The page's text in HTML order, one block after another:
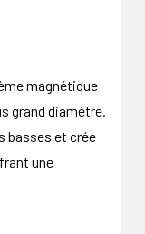
magnétique
grand diamètre.
basses et crée
une